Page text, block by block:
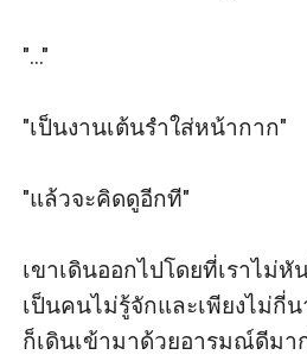
"..."
"เป็นงานเต้นรำใส่หน้ากาก"
"แล้วจะคิดดูอีกที"
เขาเดินออกไปโดยที่เราไม่
เป็นคนไม่รู้จักและเพียงไม่กี่
ก็เดินเข้ามาด้วยอารมณ์ดีมา